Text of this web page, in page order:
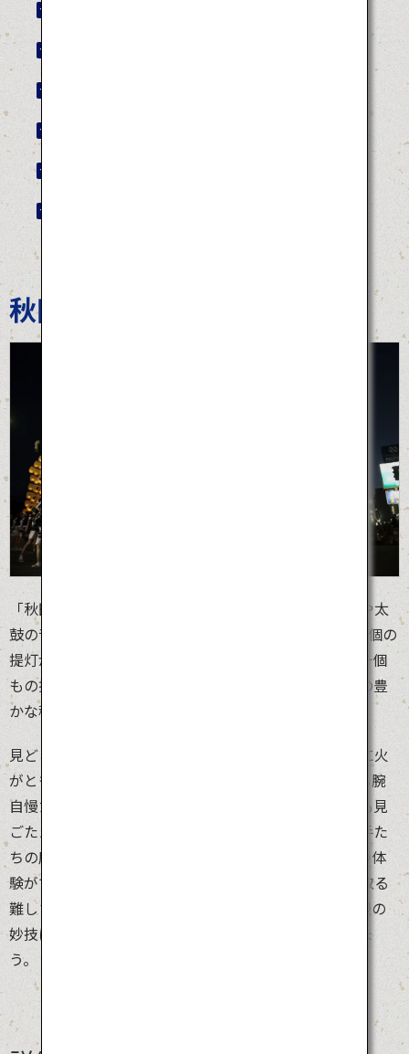
秋田竿燈まつり
「秋田竿燈まつり」は、稲穂のように揺れる竿燈が笛や太
鼓の音にあわせ町を練り歩く秋田の夏の風物詩。約1万個の
提灯が彩る世界は、まさに壮観です。竿燈とは竿に何十個
もの提灯を付けたもので、その見た目が米どころ秋田の豊
かな稲穂の実りを表現しています。
見どころは夜空に竿燈が並ぶ夜竿燈。提灯のろうそくに火
がともり、街を黄金に染めます。「差し手」と呼ばれる腕
自慢たちが力強く腕や腰を使って竿灯を持ち上げる技も見
ごたえたっぷり。昼間に行われる「妙技会」では差し手た
ちの磨き抜かれた技が競われます。小さめの竿燈を持つ体
験ができる「ふれあい竿燈」コーナーも。バランスを取る
難しさを体験すると、観覧の楽しさも倍増です。腕自慢の
妙技にハラハラドキドキしながら熱い声援を送りましょ
う。